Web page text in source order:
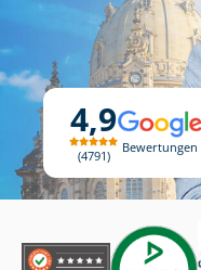
4,9
4791
Bewertungen